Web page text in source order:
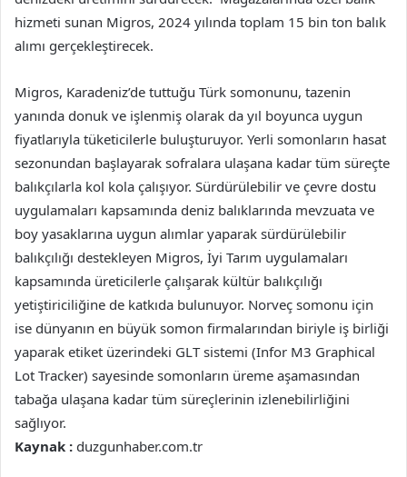
hizmeti sunan Migros, 2024 yılında toplam 15 bin ton balık
alımı gerçekleştirecek.
Migros, Karadeniz’de tuttuğu Türk somonunu, tazenin
yanında donuk ve işlenmiş olarak da yıl boyunca uygun
fiyatlarıyla tüketicilerle buluşturuyor. Yerli somonların hasat
sezonundan başlayarak sofralara ulaşana kadar tüm süreçte
balıkçılarla kol kola çalışıyor. Sürdürülebilir ve çevre dostu
uygulamaları kapsamında deniz balıklarında mevzuata ve
boy yasaklarına uygun alımlar yaparak sürdürülebilir
balıkçılığı destekleyen Migros, İyi Tarım uygulamaları
kapsamında üreticilerle çalışarak kültür balıkçılığı
yetiştiriciliğine de katkıda bulunuyor. Norveç somonu için
ise dünyanın en büyük somon firmalarından biriyle iş birliği
yaparak etiket üzerindeki GLT sistemi (Infor M3 Graphical
Lot Tracker) sayesinde somonların üreme aşamasından
tabağa ulaşana kadar tüm süreçlerinin izlenebilirliğini
sağlıyor.
Kaynak : duzgunhaber.com.tr